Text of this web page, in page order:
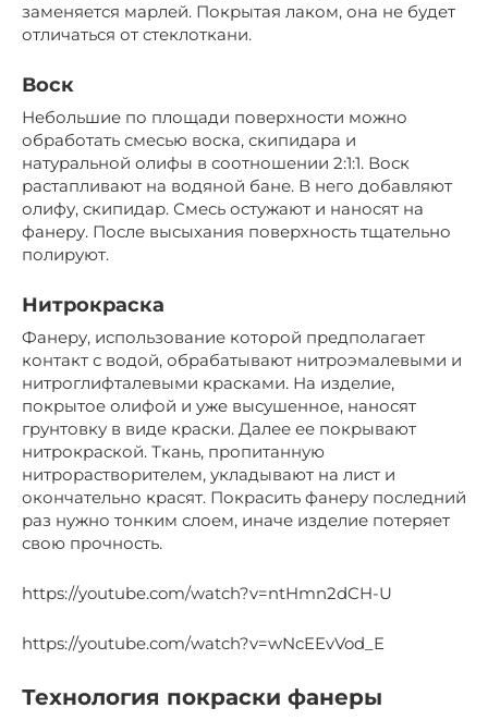
заменяется марлей. Покрытая лаком, она не будет
отличаться от стеклоткани.
Воск
Небольшие по площади поверхности можно
обработать смесью воска, скипидара и
натуральной олифы в соотношении 2:1:1. Воск
растапливают на водяной бане. В него добавляют
олифу, скипидар. Смесь остужают и наносят на
фанеру. После высыхания поверхность тщательно
полируют.
Нитрокраска
Фанеру, использование которой предполагает
контакт с водой, обрабатывают нитроэмалевыми и
нитроглифталевыми красками. На изделие,
покрытое олифой и уже высушенное, наносят
грунтовку в виде краски. Далее ее покрывают
нитрокраской. Ткань, пропитанную
нитрорастворителем, укладывают на лист и
окончательно красят. Покрасить фанеру последний
раз нужно тонким слоем, иначе изделие потеряет
свою прочность.
https://youtube.com/watch?v=ntHmn2dCH-U
https://youtube.com/watch?v=wNcEEvVod_E
Технология покраски фанеры